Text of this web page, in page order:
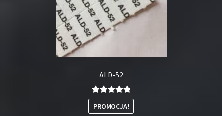
ALD-52
Oceniono
5.00na 5
PROMOCJA!